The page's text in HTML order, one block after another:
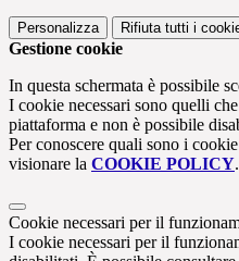
Personalizza Rifiuta tutti i
Gestione cookie
In questa schermata è possibile
I cookie necessari sono quelli
piattaforma e non è possibile
Per conoscere quali sono i
visionare la COOKIE POLICY.
Cookie necessari per il
I cookie necessari per il